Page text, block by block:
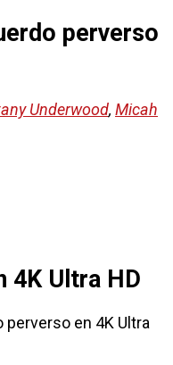
perverso
Underwood, Micah
4K Ultra HD
en 4K Ultra